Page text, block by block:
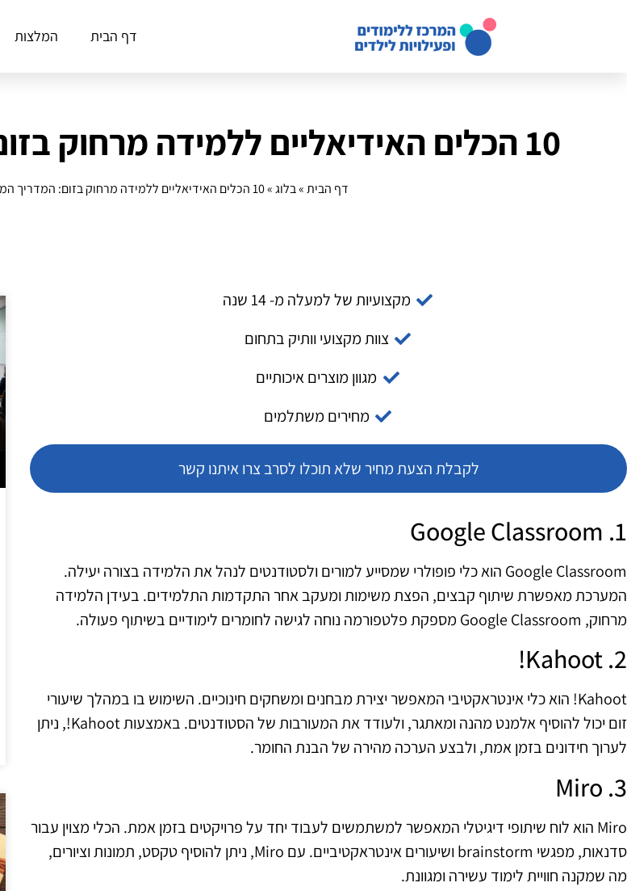
דף הבית המלצות
10 הכלים האידיאליים ללמידה מרחוק בזום: המדריך המלא
דף הבית»בלוג»10 הכלים האידיאליים ללמידה מרחוק בזום: המדריך המלא
מקצועיות של למעלה מ- 14 שנה
צוות מקצועי וותיק בתחום
מגוון מוצרים איכותיים
מחירים משתלמים
לקבלת הצעת מחיר שלא תוכלו לסרב צרו איתנו קשר
1. Google Classroom
Google Classroom הוא כלי פופולרי שמסייע למורים ולסטודנטים לנהל את הלמידה בצורה יעילה.
המערכת מאפשרת שיתוף קבצים, הפצת משימות ומעקב אחר התקדמות התלמידים. בעידן הלמידה
מרחוק, Google Classroom מספקת פלטפורמה נוחה לגישה לחומרים לימודיים בשיתוף פעולה.
2. Kahoot!
Kahoot! הוא כלי אינטראקטיבי המאפשר יצירת מבחנים ומשחקים חינוכיים. השימוש בו במהלך שיעורי
זום יכול להוסיף אלמנט מהנה ומאתגר, ולעודד את המעורבות של הסטודנטים. באמצעות Kahoot!, ניתן
לערוך חידונים בזמן אמת, ולבצע הערכה מהירה של הבנת החומר.
3. Miro
Miro הוא לוח שיתופי דיגיטלי המאפשר למשתמשים לעבוד יחד על פרויקטים בזמן אמת. הכלי מצוין עבור
סדנאות, מפגשי brainstorm ושיעורים אינטראקטיביים. עם Miro, ניתן להוסיף טקסט, תמונות וציורים,
מה שמקנה חוויית לימוד עשירה ומגוונת.